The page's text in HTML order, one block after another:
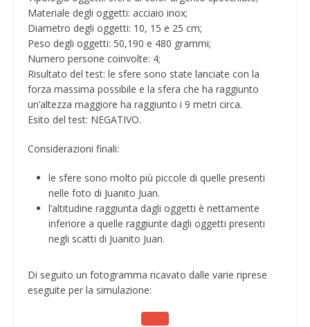
Materiale degli oggetti: acciaio inox;
Diametro degli oggetti: 10, 15 e 25 cm;
Peso degli oggetti: 50,190 e 480 grammi;
Numero persone coinvolte: 4;
Risultato del test: le sfere sono state lanciate con la
forza massima possibile e la sfera che ha raggiunto
un’altezza maggiore ha raggiunto i 9 metri circa.
Esito del test: NEGATIVO.
Considerazioni finali:
le sfere sono molto più piccole di quelle presenti
nelle foto di Juanito Juan.
l’altitudine raggiunta dagli oggetti è nettamente
inferiore a quelle raggiunte dagli oggetti presenti
negli scatti di Juanito Juan.
Di seguito un fotogramma ricavato dalle varie riprese
eseguite per la simulazione: